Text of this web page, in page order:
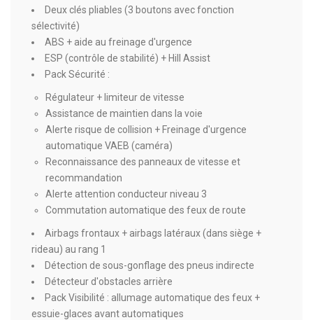
Deux clés pliables (3 boutons avec fonction
sélectivité)
ABS + aide au freinage d'urgence
ESP (contrôle de stabilité) + Hill Assist
Pack Sécurité :
Régulateur + limiteur de vitesse
Assistance de maintien dans la voie
Alerte risque de collision + Freinage d'urgence
automatique VAEB (caméra)
Reconnaissance des panneaux de vitesse et
recommandation
Alerte attention conducteur niveau 3
Commutation automatique des feux de route
Airbags frontaux + airbags latéraux (dans siège +
rideau) au rang 1
Détection de sous-gonflage des pneus indirecte
Détecteur d'obstacles arrière
Pack Visibilité : allumage automatique des feux +
essuie-glaces avant automatiques